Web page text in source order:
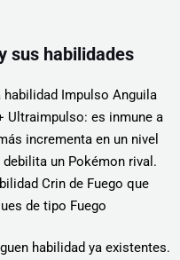
sus habilidades
habilidad Impulso Anguila
Ultraimpulso: es inmune a
incrementa en un nivel
un Pokémon rival.
Crin de Fuego que
de tipo Fuego
habilidad ya existentes.